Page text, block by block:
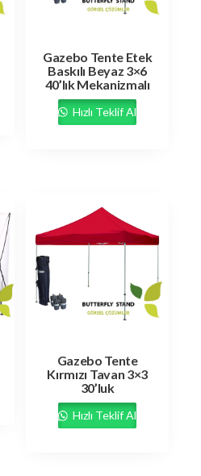
Gazebo Tente Etek
Baskılı Beyaz 3×6
40’lık Mekanizmalı
Hızlı Teklif Al
Gazebo Tente
Kırmızı Tavan 3×3
30’luk
Hızlı Teklif Al